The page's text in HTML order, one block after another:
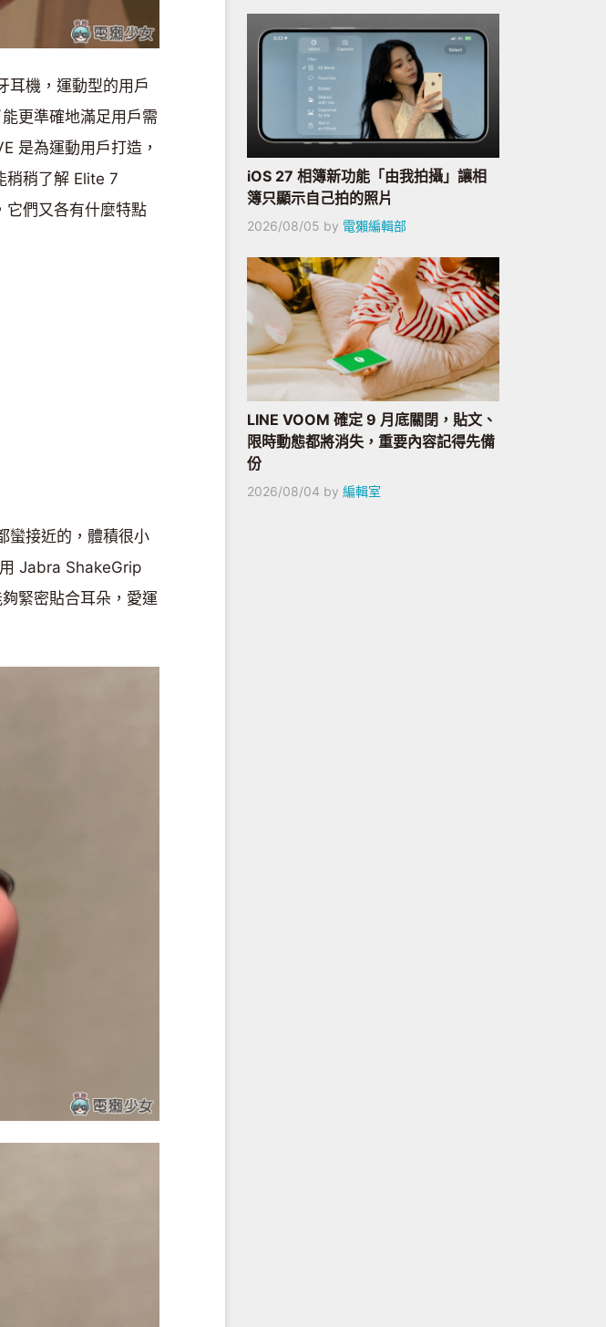
耳機，運動型的用戶
更準確地滿足用戶需
是為運動用戶打造，
稍稍了解 Elite 7
們又各有什麼特點
蠻接近的，體積很小
Jabra ShakeGrip
緊密貼合耳朵，愛運
iOS 27 相簿新功能「由我拍攝」讓相
簿只顯示自己拍的照片
2026/08/05 by 電獺編輯部
LINE VOOM 確定 9 月底關閉，貼文、
限時動態都將消失，重要內容記得先備
份
2026/08/04 by 編輯室